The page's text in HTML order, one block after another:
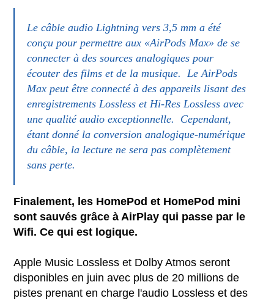
Le câble audio Lightning vers 3,5 mm a été
conçu pour permettre aux «AirPods Max» de se
connecter à des sources analogiques pour
écouter des films et de la musique. Le AirPods
Max‌ peut être connecté à des appareils lisant des
enregistrements Lossless et Hi-Res Lossless avec
une qualité audio exceptionnelle. Cependant,
étant donné la conversion analogique-numérique
du câble, la lecture ne sera pas complètement
sans perte.
Finalement, les HomePod et HomePod mini
sont sauvés grâce à AirPlay qui passe par le
Wifi. Ce qui est logique.
Apple Music‌ Lossless et Dolby Atmos seront
disponibles en juin avec plus de 20 millions de
pistes prenant en charge l'audio Lossless et des